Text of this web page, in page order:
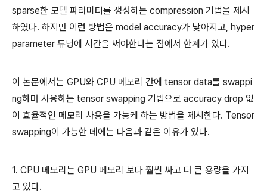
sparse한 모델 파라미터를 생성하는 compression 기법을 제시
하였다. 하지만 이런 방법은 model accuracy가 낮아지고, hyper
parameter 튜닝에 시간을 써야한다는 점에서 한계가 있다.
이 논문에서는 GPU와 CPU 메모리 간에 tensor data를 swappi
ng하며 사용하는 tensor swapping 기법으로 accuracy drop 없
이 효율적인 메모리 사용을 가능케 하는 방법을 제시한다. Tensor
swapping이 가능한 데에는 다음과 같은 이유가 있다.
1. CPU 메모리는 GPU 메모리 보다 훨씬 싸고 더 큰 용량을 가지
고 있다.